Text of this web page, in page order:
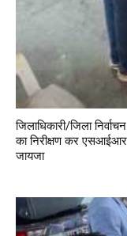
जिलाधिकारी/जिला
का निरीक्षण कर एसआईआर
जायजा